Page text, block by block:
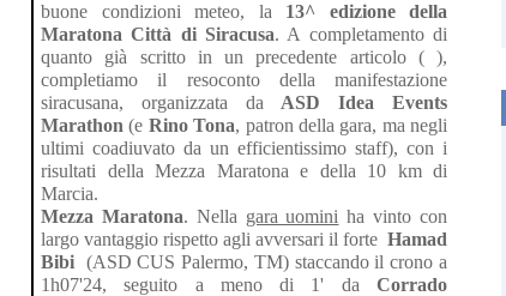
buone condizioni meteo, la 13^ edizione della
Maratona Città di Siracusa. A completamento di
quanto già scritto in un precedente articolo ( ),
completiamo il resoconto della manifestazione
siracusana, organizzata da ASD Idea Events
Marathon (e Rino Tona, patron della gara, ma negli
ultimi coadiuvato da un efficientissimo staff), con i
risultati della Mezza Maratona e della 10 km di
Marcia.
Mezza Maratona. Nella gara uomini ha vinto con
largo vantaggio rispetto agli avversari il forte Hamad
Bibi (ASD CUS Palermo, TM) staccando il crono a
1h07'24, seguito a meno di 1' da Corrado